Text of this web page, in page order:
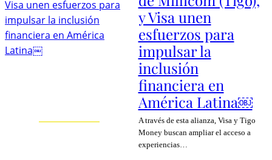
y Visa unen
esfuerzos para
impulsar la
inclusión
financiera en
América Latina￼
A través de esta alianza, Visa y Tigo
Money buscan ampliar el acceso a
experiencias…